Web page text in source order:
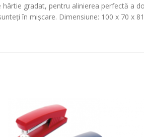
gradat, pentru alinierea perfectă a
în mișcare. Dimensiune: 100 x 70 x